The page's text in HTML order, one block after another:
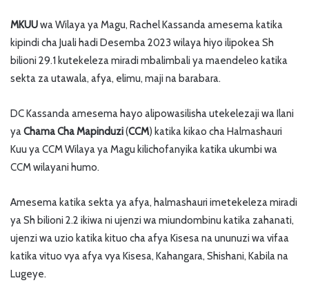
MKUUwa Wilaya ya Magu, Rachel Kassanda amesema katika
kipindi cha Juali hadi Desemba 2023 wilaya hiyo ilipokea Sh
bilioni 29.1 kutekeleza miradi mbalimbali ya maendeleo katika
sekta za utawala, afya, elimu, maji na barabara.
DC Kassanda amesema hayo alipowasilisha utekelezaji wa Ilani
yaChama Cha Mapinduzi(CCM) katika kikao cha Halmashauri
Kuu ya CCM Wilaya ya Magu kilichofanyika katika ukumbi wa
CCM wilayani humo.
Amesema katika sekta ya afya, halmashauri imetekeleza miradi
ya Sh bilioni 2.2 ikiwa ni ujenzi wa miundombinu katika zahanati,
ujenzi wa uzio katika kituo cha afya Kisesa na ununuzi wa vifaa
katika vituo vya afya vya Kisesa, Kahangara, Shishani, Kabila na
Lugeye.